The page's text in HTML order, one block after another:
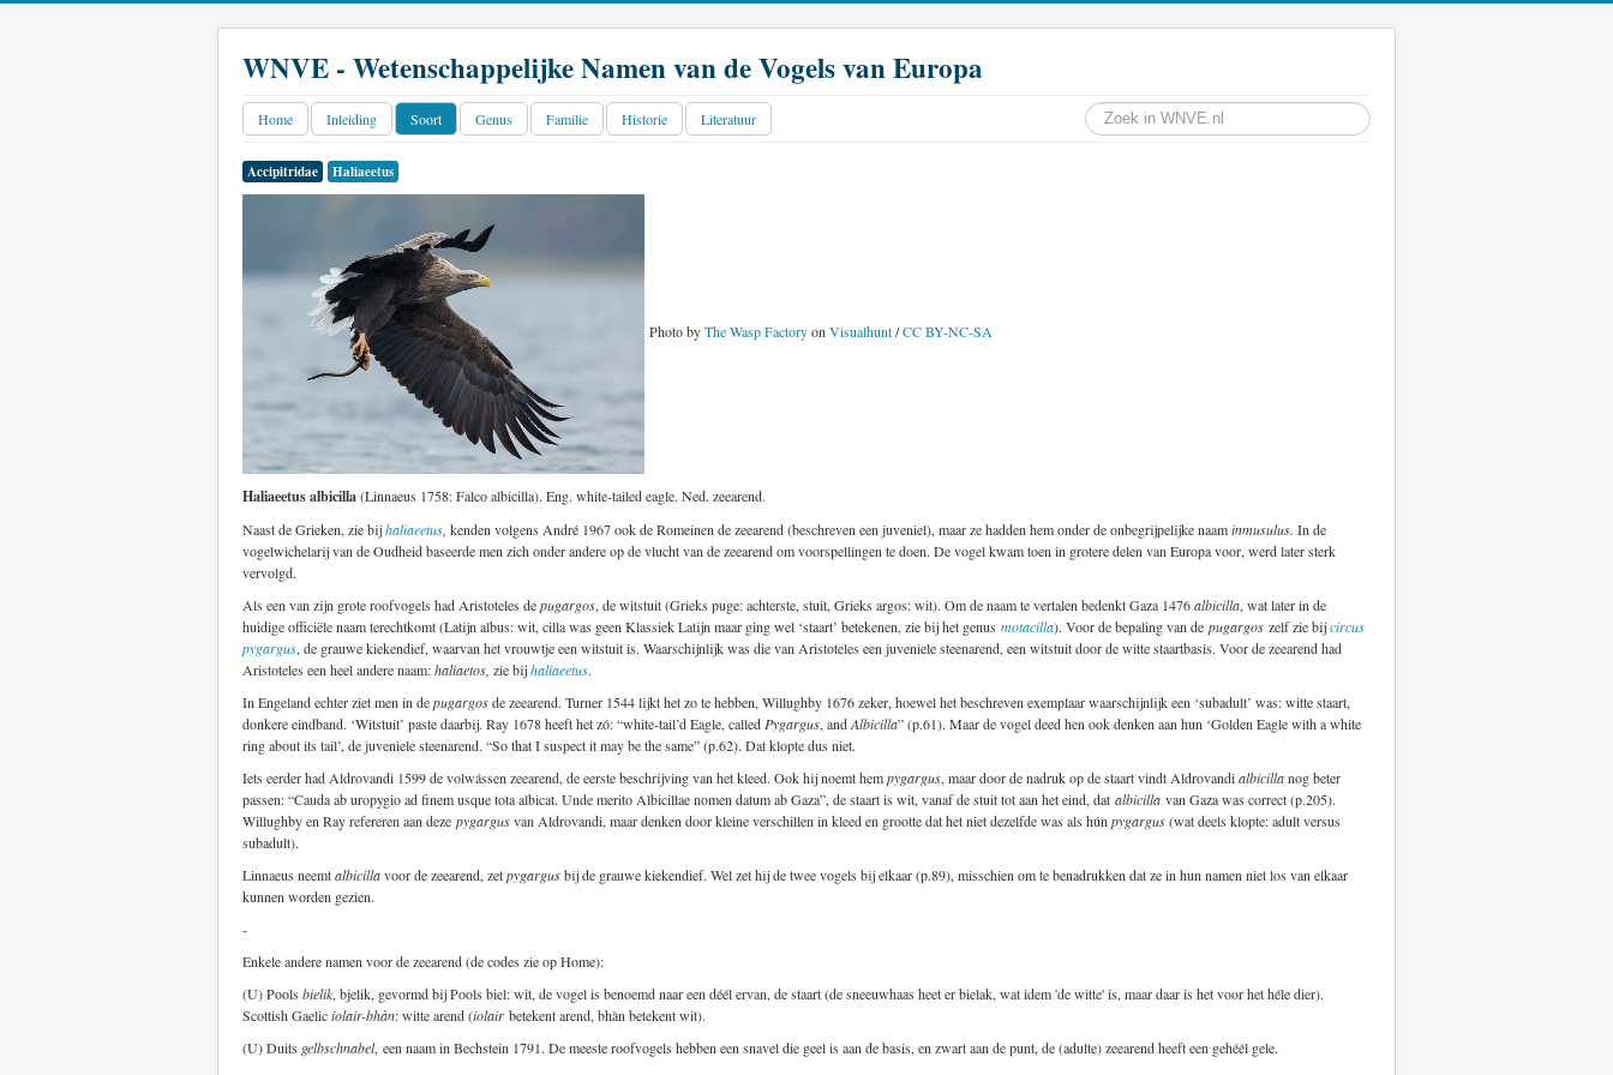
WNVE - Wetenschappelijke Namen van de Vogels van Europa
Home Inleiding Soort Genus Familie Historie Literatuur
Accipitridae Haliaeetus
Photo byThe Wasp FactoryonVisualhunt/CC BY-NC-SA
Haliaeetus albicilla(Linnaeus 1758: Falco albicilla). Eng. white-tailed eagle. Ned. zeearend.
Naast de Grieken, zie bijhaliaeetus kenden volgens André 1967 ook de Romeinen de zeearend (beschreven een juveniel), maar ze hadden hem onder de onbegrijpelijke naaminmusulus. In de
vogelwichelarij van de Oudheid baseerde men zich onder andere op de vlucht van de zeearend om voorspellingen te doen. De vogel kwam toen in grotere delen van Europa voor, werd later sterk
vervolgd.
Als een van zijn grote roofvogels had Aristoteles depugargos, de witstuit (Grieks puge: achterste, stuit, Grieks argos: wit). Om de naam te vertalen bedenkt Gaza 1476albicilla, wat later in de
huidige officiële naam terechtkomt (Latijn albus: wit, cilla was geen Klassiek Latijn maar ging wel ‘staart’ betekenen, zie bij het genus motacilla). Voor de bepaling van de pugargos zelf zie bijcircus
pygargus, de grauwe kiekendief, waarvan het vrouwtje een witstuit is. Waarschijnlijk was die van Aristoteles een juveniele steenarend, een witstuit door de witte staartbasis. Voor de zeearend had
Aristoteles een heel andere naam:haliaetos, zie bijhaliaeetus.
In Engeland echter ziet men in depugargosde zeearend. Turner 1544 lijkt het zo te hebben, Willughby 1676 zeker, hoewel het beschreven exemplaar waarschijnlijk een ‘subadult’ was: witte staart,
donkere eindband. ‘Witstuit’ paste daarbij. Ray 1678 heeft het zó: “white-tail’d Eagle, called Pygargus, andAlbicilla” (p.61). Maar de vogel deed hen ook denken aan hun ‘Golden Eagle with a white
ring about its tail’, de juveniele steenarend. “So that I suspect it may be the same” (p.62). Dat klopte dus niet.
Iets eerder had Aldrovandi 1599 de volwássen zeearend, de eerste beschrijving van het kleed. Ook hij noemt hempygargus, maar door de nadruk op de staart vindt Aldrovandialbicillanog beter
passen: “Cauda ab uropygio ad finem usque tota albicat. Unde merito Albicillae nomen datum ab Gaza”, de staart is wit, vanaf de stuit tot aan het eind, dat albicilla van Gaza was correct (p.205).
Willughby en Ray refereren aan deze pygargusvan Aldrovandi, maar denken door kleine verschillen in kleed en grootte dat het niet dezelfde was als hún pygargus(wat deels klopte: adult versus
subadult).
Linnaeus neemtalbicillavoor de zeearend, zetpygargusbij de grauwe kiekendief. Wel zet hij de twee vogels bij elkaar (p.89), misschien om te benadrukken dat ze in hun namen niet los van elkaar
kunnen worden gezien.
-
Enkele andere namen voor de zeearend (de codes zie op Home):
(U) Pools bielik, bjelik, gevormd bij Pools biel: wit, de vogel is benoemd naar een déél ervan, de staart (de sneeuwhaas heet er bielak, wat idem 'de witte' is, maar daar is het voor het héle dier).
Scottish Gaeliciolair-bhàn: witte arend (iolair betekent arend, bhàn betekent wit).
(U) Duits gelbschnabel, een naam in Bechstein 1791. De meeste roofvogels hebben een snavel die geel is aan de basis, en zwart aan de punt, de (adulte) zeearend heeft een gehéél gele.